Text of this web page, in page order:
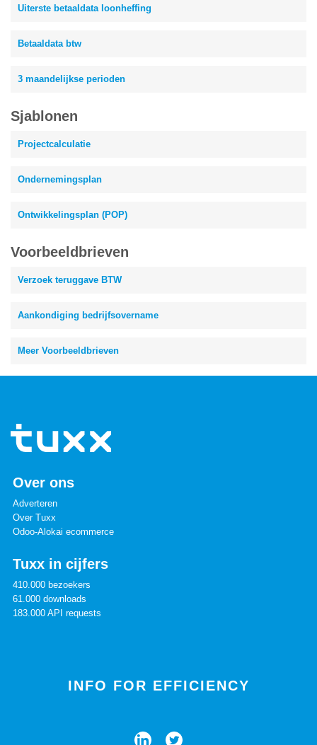
Uiterste betaaldata loonheffing
Betaaldata btw
3 maandelijkse perioden
Sjablonen
Projectcalculatie
Ondernemingsplan
Ontwikkelingsplan (POP)
Voorbeeldbrieven
Verzoek teruggave BTW
Aankondiging bedrijfsovername
Meer Voorbeeldbrieven
Over ons
Adverteren
Over Tuxx
Odoo-Alokai ecommerce
Tuxx in cijfers
410.000 bezoekers
61.000 downloads
183.000 API requests
INFO FOR EFFICIENCY